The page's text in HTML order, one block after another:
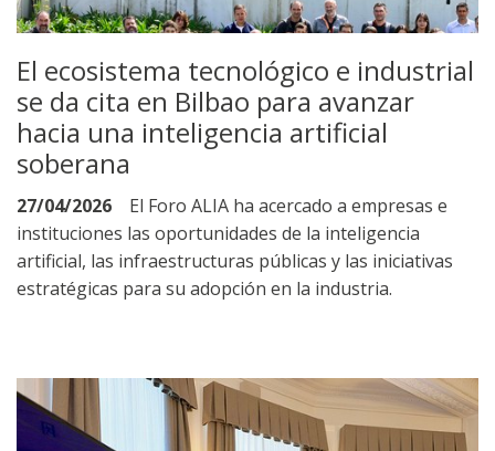
El ecosistema tecnológico e industrial
se da cita en Bilbao para avanzar
hacia una inteligencia artificial
soberana
27/04/2026
El Foro ALIA ha acercado a empresas e
instituciones las oportunidades de la inteligencia
artificial, las infraestructuras públicas y las iniciativas
estratégicas para su adopción en la industria.